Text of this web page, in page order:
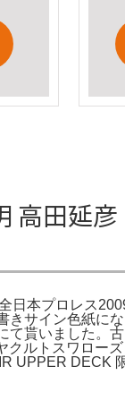
田延
本プロレス
サイン色紙に
貰いました。
ルトスワロー
UPPER